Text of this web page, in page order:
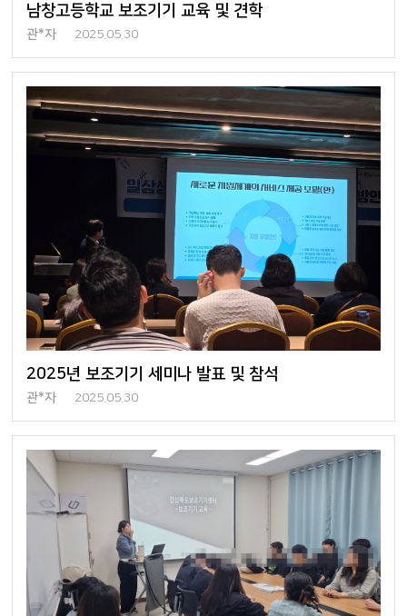
남창고등학교 보조기기 교육 및 견학
관*자 2025.05.30
2025년 보조기기 세미나 발표 및 참석
관*자 2025.05.30